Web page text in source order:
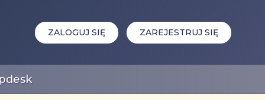
ZALOGUJ SIĘ ZAREJESTRUJ SIĘ